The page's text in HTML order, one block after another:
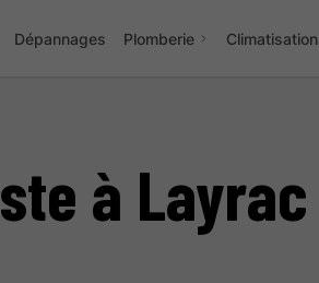
Dépannages Plomberie Climatisation
à Layrac